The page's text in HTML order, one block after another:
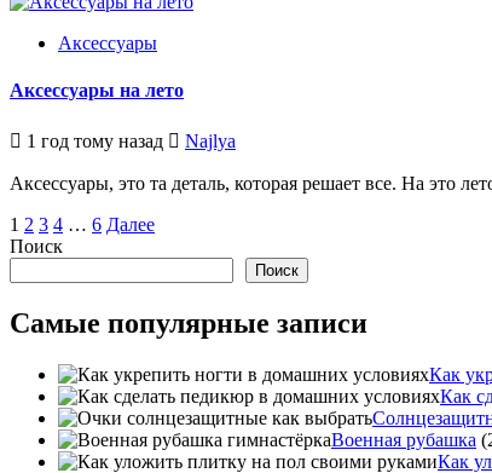
Аксессуары
Аксессуары на лето
1 год тому назад Najlya
Аксессуары, это та деталь, которая решает все. На это
Пагинация
записей
1 2 3 4 … 6 Далее
Поиск
Поиск
Самые популярные записи
Как
Как
Военная рубашка
Как